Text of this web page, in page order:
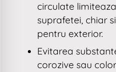
circulate
suprafetei, chiar
pentru exterior.
Evitarea
corozive sau